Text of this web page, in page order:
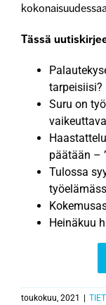
Tässä
tarpeisiisi?
Suru on
päätään –
Tulossa
Heinäkuu
toukokuu, 2021